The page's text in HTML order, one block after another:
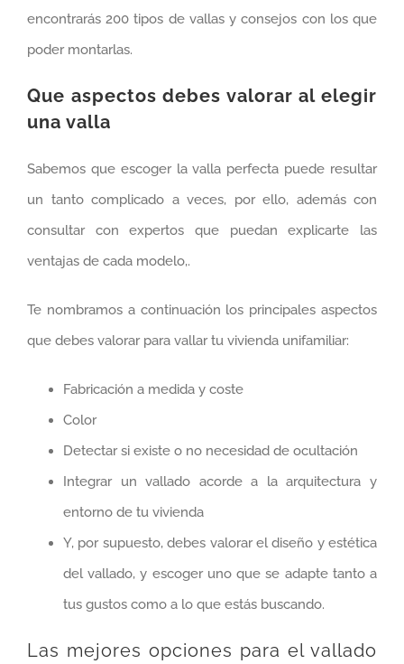
encontrarás 200 tipos de vallas y consejos con los que
poder montarlas.
Que aspectos debes valorar al elegir
una valla
Sabemos que escoger la valla perfecta puede resultar
un tanto complicado a veces, por ello, además con
consultar con expertos que puedan explicarte las
ventajas de cada modelo,.
Te nombramos a continuación los principales aspectos
que debes valorar para vallar tu vivienda unifamiliar:
Fabricación a medida y coste
Color
Detectar si existe o no necesidad de ocultación
Integrar un vallado acorde a la arquitectura y
entorno de tu vivienda
Y, por supuesto, debes valorar el diseño y estética
del vallado, y escoger uno que se adapte tanto a
tus gustos como a lo que estás buscando.
Las mejores opciones para el vallado